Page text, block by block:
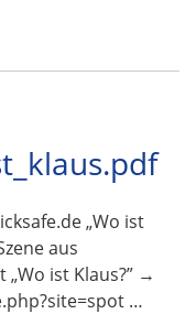
„Wo ist
aus
ist Klaus?” →
…